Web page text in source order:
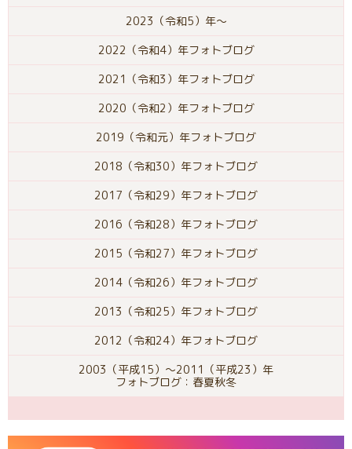
2023（令和5）年〜
2022（令和4）年フォトブログ
2021（令和3）年フォトブログ
2020（令和2）年フォトブログ
2019（令和元）年フォトブログ
2018（令和30）年フォトブログ
2017（令和29）年フォトブログ
2016（令和28）年フォトブログ
2015（令和27）年フォトブログ
2014（令和26）年フォトブログ
2013（令和25）年フォトブログ
2012（令和24）年フォトブログ
2003（平成15）～2011（平成23）年
フォトブログ：春夏秋冬